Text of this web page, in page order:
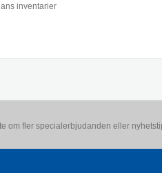
inventarier
om fler specialerbjudanden eller